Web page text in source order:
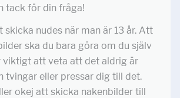
tack för din fråga!
skicka nudes när man är 13 år. Att
ska du bara göra om du själv
viktigt att veta att det aldrig är
tvingar eller pressar dig till det.
okej att skicka nakenbilder till